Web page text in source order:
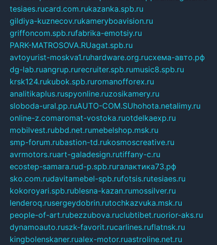
tesiaes.rucard.com.rukazanka.spb.ru
gildiya-kuznecov.rukameryboavision.ru
griffoncom.spb.rufabrika-emotsiy.ru
PARK-MATROSOVA.RUagat.spb.ru
avtoyurist-moskva1.ruhardware.org.ruсхема-авто.рф
dg-lab.ruangrup.rurecruiter.spb.rumusic8.spb.ru
krsk124.rukubok.spb.ruromanofforex.ru
analitikaplus.ruspyonline.ruzosikamery.ru
sloboda-ural.pp.ruAUTO-COM.SUhohota.netalimy.ru
online-z.comaromat-vostoka.ruotdelkaexp.ru
mobilvest.rubbd.net.rumebelshop.msk.ru
smp-forum.rubastion-td.rukosmoscreative.ru
avrmotors.ruart-galadesign.rutiffany-c.ru
ecostep-samara.rud-p.spb.ruгалактика73.рф
sko.com.rudavitamebel-spb.rufotsis.rutesiaes.ru
kokoroyari.spb.rublesna-kazan.rumossilver.ru
lenderoq.rusergeydobrin.rutochkazvuka.msk.ru
people-of-art.rubezzubova.ruclubtibet.ruorior-aks.ru
dynamoauto.ruszk-favorit.rucarlines.ruflatnsk.ru
kingbolenskaner.rualex-motor.ruastroline.net.ru